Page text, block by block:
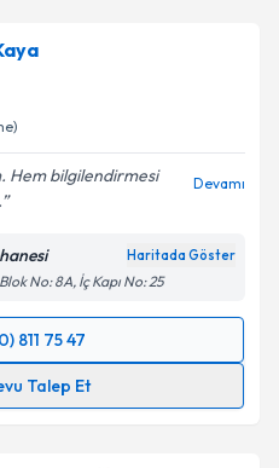
Hem bilgilendirmesi
Devamı
Haritada Göster
No: 8A, İç Kapı No: 25
811 75 47
Talep Et